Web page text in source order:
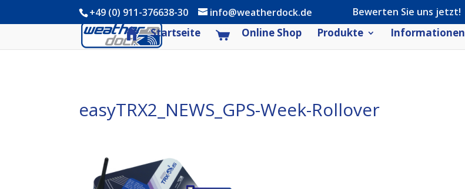
+49 (0) 911-376638-30 info@weatherdock.de Bewerten Sie uns jetzt!
Startseite Online Shop Produkte Informationen
easyTRX2_NEWS_GPS-Week-Rollover